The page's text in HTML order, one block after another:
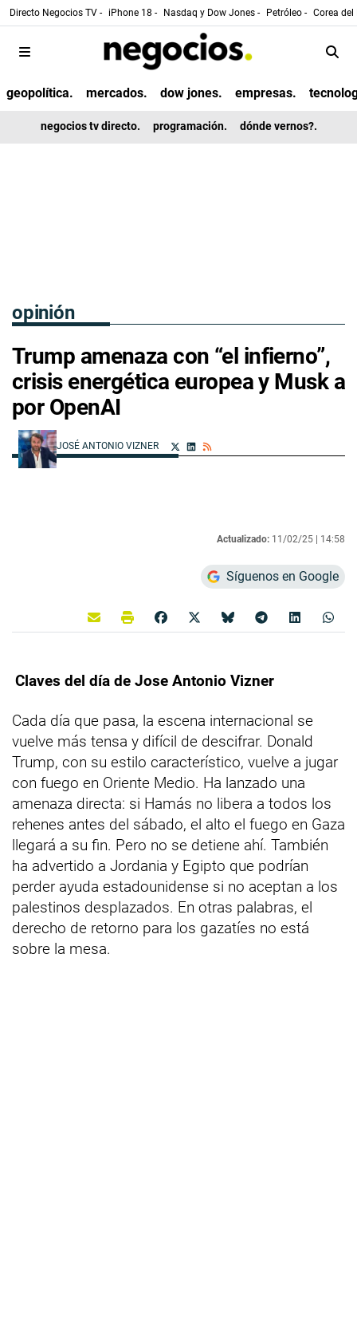
Directo Negocios TV - iPhone 18 - Nasdaq y Dow Jones - Petróleo - Corea
geopolítica. mercados. dow jones. empresas.
negocios tv directo. programación. dónde vernos?.
opinión
Trump amenaza con “el infierno”,
crisis energética europea y Musk a
por OpenAI
JOSÉ ANTONIO VIZNER
Actualizado: 11/02/25 | 14:58
Síguenos en Google
Claves del día de Jose Antonio Vizner
Cada día que pasa, la escena internacional se
vuelve más tensa y difícil de descifrar. Donald
Trump, con su estilo característico, vuelve a jugar
con fuego en Oriente Medio. Ha lanzado una
amenaza directa: si Hamás no libera a todos los
rehenes antes del sábado, el alto el fuego en Gaza
llegará a su fin. Pero no se detiene ahí. También
ha advertido a Jordania y Egipto que podrían
perder ayuda estadounidense si no aceptan a los
palestinos desplazados. En otras palabras, el
derecho de retorno para los gazatíes no está
sobre la mesa.